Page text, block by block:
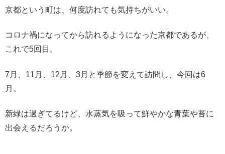
京都という町は、何度訪れても気持ちがいい。
コロナ禍になってから訪れるようになった京都であるが、
これで5回目。
7月、11月、12月、3月と季節を変えて訪問し、今回は6
月。
新緑は過ぎてるけど、水蒸気を吸って鮮やかな青葉や苔に
出会えるだろうか。